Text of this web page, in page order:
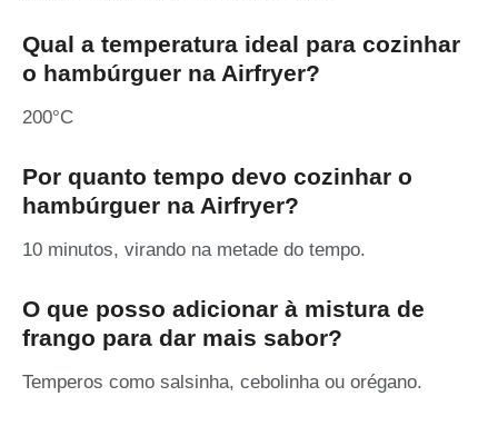
Qual a temperatura ideal para cozinhar
o hambúrguer na Airfryer?
200°C
Por quanto tempo devo cozinhar o
hambúrguer na Airfryer?
10 minutos, virando na metade do tempo.
O que posso adicionar à mistura de
frango para dar mais sabor?
Temperos como salsinha, cebolinha ou orégano.